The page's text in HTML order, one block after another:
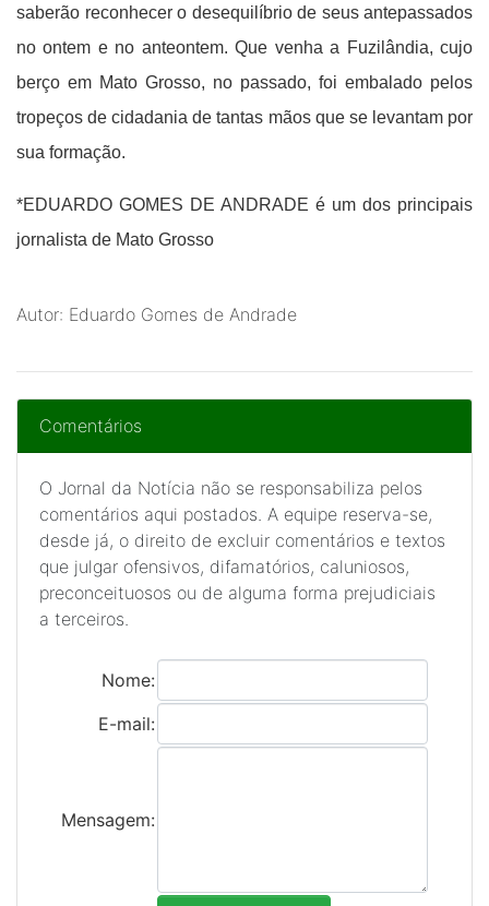
saberão reconhecer o desequilíbrio de seus antepassados
no ontem e no anteontem. Que venha a Fuzilândia, cujo
berço em Mato Grosso, no passado, foi embalado pelos
tropeços de cidadania de tantas mãos que se levantam por
sua formação.
*EDUARDO GOMES DE ANDRADE é um dos principais
jornalista de Mato Grosso
Autor: Eduardo Gomes de Andrade
Comentários
O Jornal da Notícia não se responsabiliza pelos
comentários aqui postados. A equipe reserva-se,
desde já, o direito de excluir comentários e textos
que julgar ofensivos, difamatórios, caluniosos,
preconceituosos ou de alguma forma prejudiciais
a terceiros.
Nome:
E-mail:
Mensagem: